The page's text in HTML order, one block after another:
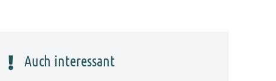
Auch interessant